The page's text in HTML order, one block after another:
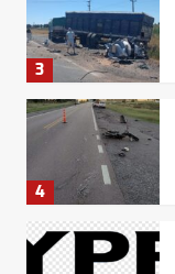
3
4